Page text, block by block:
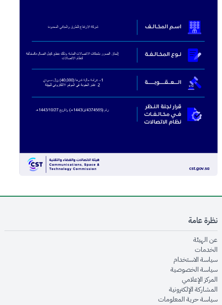
نظرة عامة
عن الهيئةopens in new window
الخدماتopens in new window
سياسة الاستخدام
سياسة الخصوصيةopens in new window
المركز الإعلاميopens in new window
المشاركة الإلكترونيةopens in new window
سياسة حرية المعلوماتopens in new window